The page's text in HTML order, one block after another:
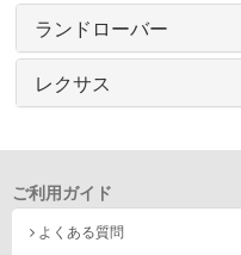
ランドローバー
レクサス
ご利用ガイド
よくある質問